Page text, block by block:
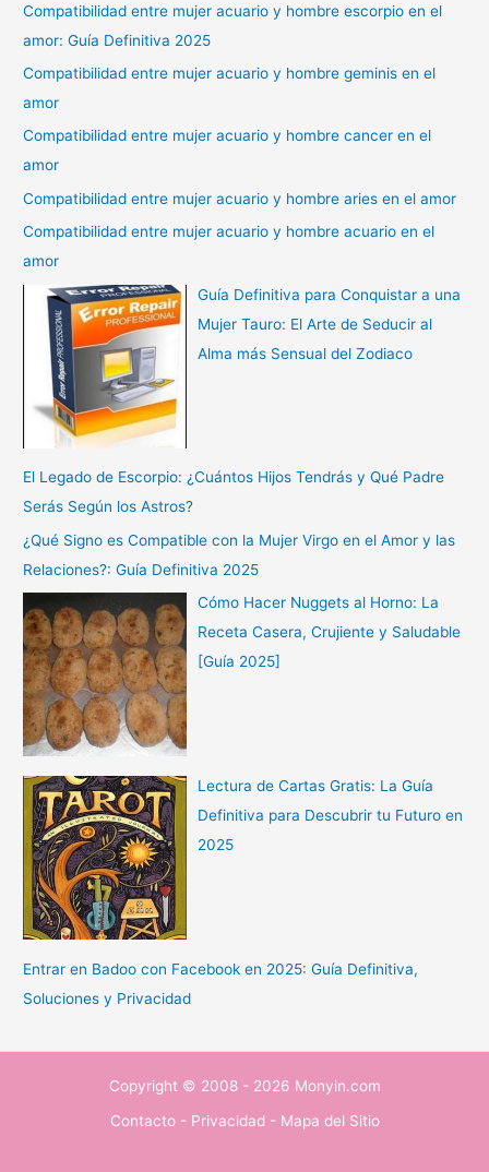
Compatibilidad entre mujer acuario y hombre escorpio en el
amor: Guía Definitiva 2025
Compatibilidad entre mujer acuario y hombre geminis en el
amor
Compatibilidad entre mujer acuario y hombre cancer en el
amor
Compatibilidad entre mujer acuario y hombre aries en el amor
Compatibilidad entre mujer acuario y hombre acuario en el
amor
Guía Definitiva para Conquistar a una
Mujer Tauro: El Arte de Seducir al
Alma más Sensual del Zodiaco
El Legado de Escorpio: ¿Cuántos Hijos Tendrás y Qué Padre
Serás Según los Astros?
¿Qué Signo es Compatible con la Mujer Virgo en el Amor y las
Relaciones?: Guía Definitiva 2025
Cómo Hacer Nuggets al Horno: La
Receta Casera, Crujiente y Saludable
[Guía 2025]
Lectura de Cartas Gratis: La Guía
Definitiva para Descubrir tu Futuro en
2025
Entrar en Badoo con Facebook en 2025: Guía Definitiva,
Soluciones y Privacidad
Copyright © 2008 - 2026 Monyin.com
Contacto- Privacidad- Mapa del Sitio